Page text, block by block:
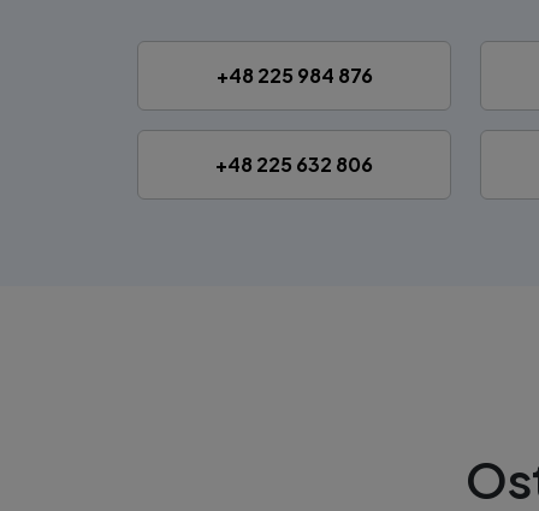
+48 225 984 876
+48 225 632 806